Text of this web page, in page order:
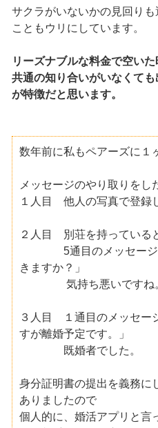
サクラがいないかの見回り
こともウリにしています。
リーズナブルな料金で空いた
共通の知り合いがいなくて
が特徴だと思います。
数年前に私もペアーズに１
メッセージのやり取りをし
１人目 他人の写真で登録
２人目 別荘を持っている
5通目のメッセージで
きますか？」
気持ち悪いですね
３人目 １通目のメッセー
すが離婚予定です。」
既婚者でした。
身分証明書の提出を義務に
ありましたので
個人的に、婚活アプリと言